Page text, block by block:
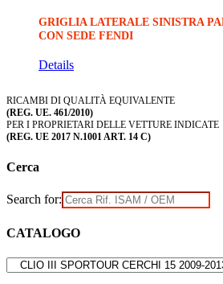
GRIGLIA LATERALE SINISTRA
CON SEDE FENDI
Details
RICAMBI DI QUALITÀ EQUIVALENTE
(REG. UE. 461/2010)
PER I PROPRIETARI DELLE VETTURE INDICATE
(REG. UE 2017 N.1001 ART. 14 C)
Cerca
Search for:
CATALOGO